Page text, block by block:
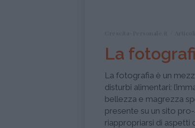
La
La fotografia è un
disturbi alimentari:
bellezza e magrezza
presente su un sito
riappropriarsi di aspetti